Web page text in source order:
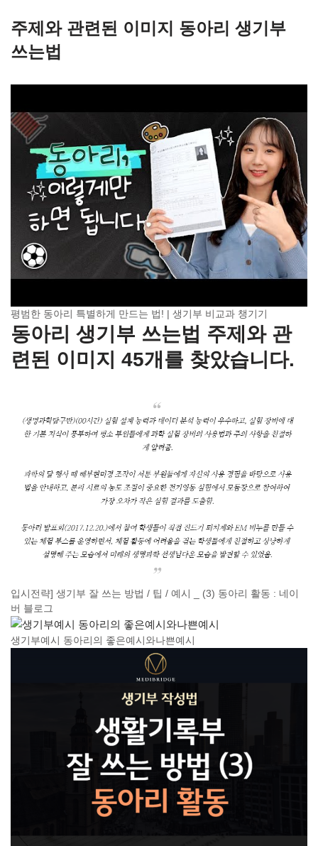
주제와 관련된 이미지 동아리 생기부
쓰는법
평범한 동아리 특별하게 만드는 법! | 생기부 비교과 챙기기
동아리 생기부 쓰는법 주제와 관
련된 이미지 45개를 찾았습니다.
입시전략] 생기부 잘 쓰는 방법 / 팁 / 예시 _ (3) 동아리 활동 : 네이
버 블로그
생기부예시 동아리의 좋은예시와나쁜예시